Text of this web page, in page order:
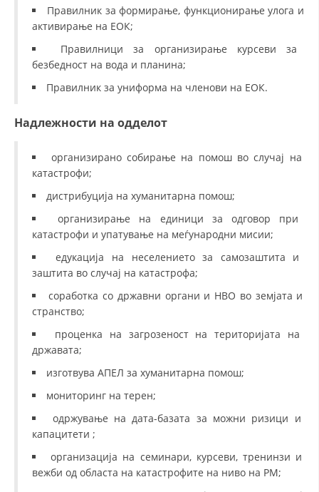
ПРЕЗЕНТАЦИИ
Правилник за формирање, функционирање улога и
активирање на ЕОК;
Правилници за организирање курсеви за
безбедност на вода и планина;
Правилник за униформа на членови на ЕОК.
Надлежности на одделот
организирано собирање на помош во случај на
катастрофи;
дистрибуција на хуманитарна помош;
организирање на единици за одговор при
катастрофи и упатување на меѓународни мисии;
едукација на неселението за самозаштита и
заштита во случај на катастрофа;
соработка со државни органи и НВО во земјата и
странство;
проценка на загрозеност на територијата на
државата;
изготвува АПЕЛ за хуманитарна помош;
мониторинг на терен;
одржување на дата-базата за можни ризици и
капацитети ;
организација на семинари, курсеви, тренинзи и
вежби од областа на катастрофите на ниво на РМ;